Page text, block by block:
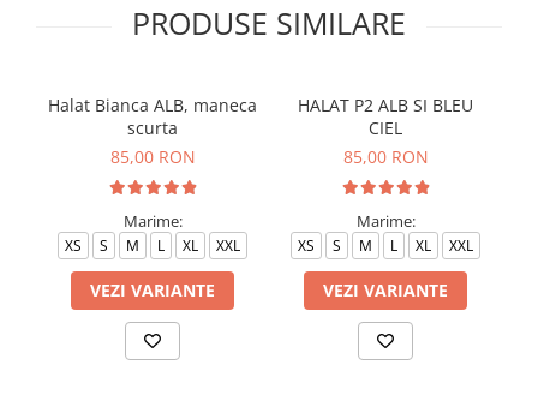
PRODUSE SIMILARE
Halat Bianca ALB, maneca
scurta
85,00 RON
Marime:
XS S M L XL XXL
VEZI VARIANTE
HALAT P2 ALB SI BLEU
CIEL
85,00 RON
Marime:
XS S M L XL XXL
VEZI VARIANTE